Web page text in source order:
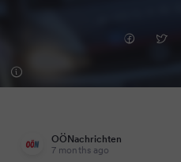
OÖNachrichten
7 months ago